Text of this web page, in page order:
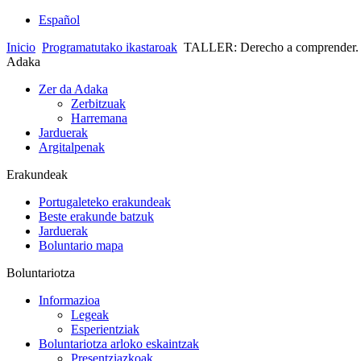
Español
Inicio Programatutako ikastaroak TALLER: Derecho a
Adaka
Zer da Adaka
Zerbitzuak
Harremana
Jarduerak
Argitalpenak
Erakundeak
Portugaleteko erakundeak
Beste erakunde batzuk
Jarduerak
Boluntario mapa
Boluntariotza
Informazioa
Legeak
Esperientziak
Boluntariotza arloko eskaintzak
Presentziazkoak